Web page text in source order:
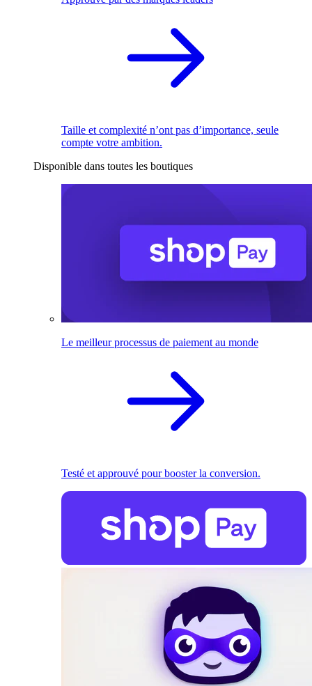
Taille et complexité n’ont pas d’importance, seule
compte votre ambition.
Disponible dans toutes les boutiques
Le meilleur processus de paiement au monde
Testé et approuvé pour booster la conversion.